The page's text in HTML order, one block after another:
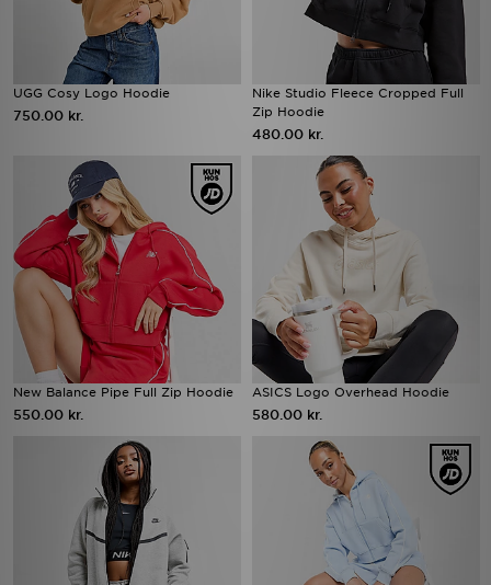
UGG Cosy Logo Hoodie
750.00 kr.
Nike Studio Fleece Cropped Full
Zip Hoodie
480.00 kr.
New Balance Pipe Full Zip Hoodie
550.00 kr.
ASICS Logo Overhead Hoodie
580.00 kr.